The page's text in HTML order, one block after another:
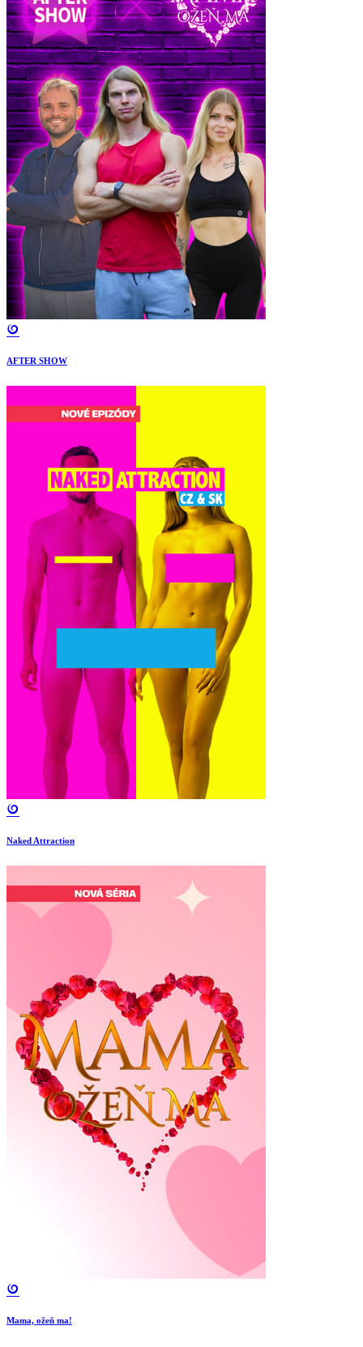
AFTER SHOW
Naked Attraction
Mama, ožeň ma!